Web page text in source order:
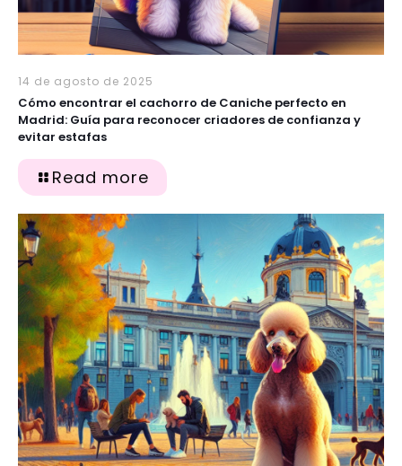
14 de agosto de 2025
Cómo encontrar el cachorro de Caniche perfecto en
Madrid: Guía para reconocer criadores de confianza y
evitar estafas
Read more